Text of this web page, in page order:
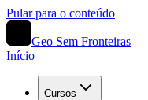
Pular para o conteúdo
Geo Sem Fronteiras
Início
Cursos